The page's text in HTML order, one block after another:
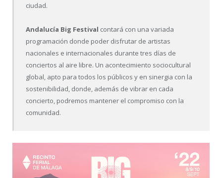
ciudad.
Andalucía Big Festival contará con una variada
programación donde poder disfrutar de artistas
nacionales e internacionales durante tres días de
conciertos al aire libre. Un acontecimiento sociocultural
global, apto para todos los públicos y en sinergia con la
sostenibilidad, donde, además de vibrar en cada
concierto, podremos mantener el compromiso con la
comunidad.